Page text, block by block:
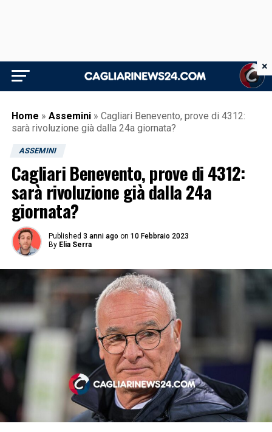
Home » Assemini » Cagliari Benevento, prove di 4312:
sarà rivoluzione già dalla 24a giornata?
ASSEMINI
Cagliari Benevento, prove di 4312:
sarà rivoluzione già dalla 24a
giornata?
Published 3 anni ago on 10 Febbraio 2023
By Elia Serra
×